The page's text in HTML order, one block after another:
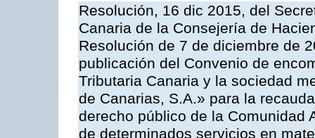
Resolución, 16 dic 2015, del
Canaria de la Consejería de
Resolución de 7 de diciembre de
publicación del Convenio de
Tributaria Canaria y la sociedad
de Canarias, S.A.» para la
derecho público de la Comunidad
de determinados servicios en